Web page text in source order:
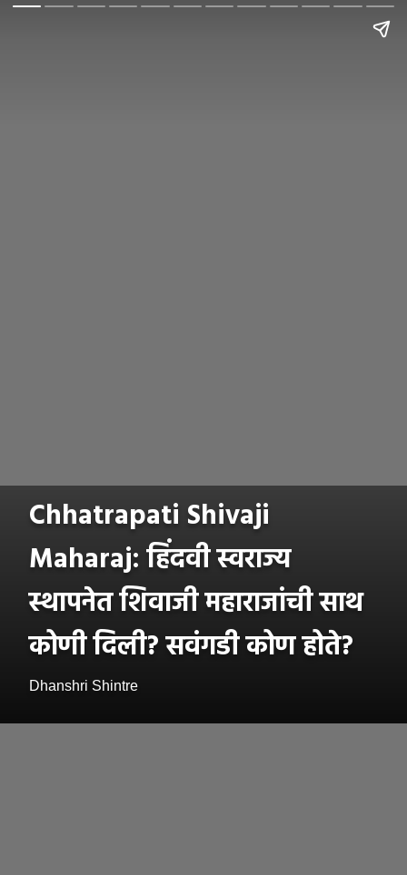
Chhatrapati Shivaji
Maharaj: हिंदवी स्वराज्य
स्थापनेत शिवाजी महाराजांची साथ
कोणी दिली? सवंगडी कोण होते?
Dhanshri Shintre